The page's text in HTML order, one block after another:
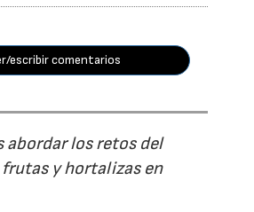
escribir comentarios
abordar los retos del
y hortalizas en